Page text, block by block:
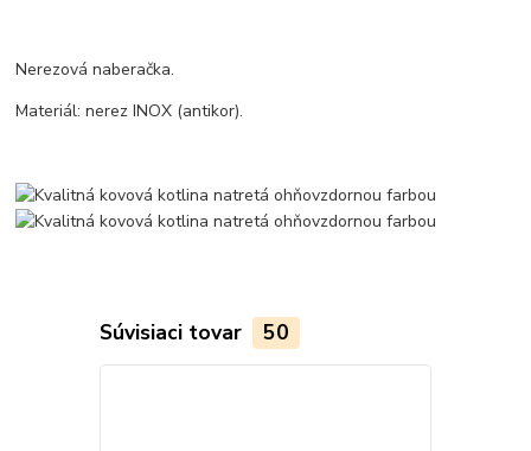
Nerezová naberačka.
Materiál: nerez INOX (antikor).
Súvisiaci tovar 50